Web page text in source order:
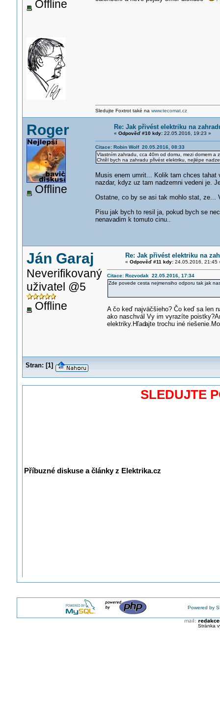
Offline
Sledujte Foxtrot také na www.tecomat.cz
Roger
Offline
Re: Jak přivést elektriku na
« Odpověď #10 kdy:22.05.2016, 19:23 »
Citace: Robin Wolf 20.05.2016, 08:33
Vlastním zahradu, cca 40m od domu, mezi domem a
Chtěl bych na zahradu přivést elektriku, nejlépe
Musis enem umrit... Kolik tam chces
nazdar, kdyz uz tam nadzemni vedeni je.
Ostatne, co by se asi tak mohlo stat, ze...
Pisu jak bych to resil ja, pokud bych se
nenavadim k tomuto cinu..
Ján Garaj
Neverifikovaný
uživatel @5
Offline
Re: Jak přivést elektriku na
« Odpověď #11 kdy:24.05.2016, 21:45
Citace: Rozvodak 22.05.2016, 17:34
Zde povede cesta nejmensiho odporu tak jak
A čo keď najväčšieho? Čo keď sa len
ako naschvál Vy im vyrazíte
elektriky.Hľadajte trochu iné
Stran: [1]
SLEDUJTE
Příbuzné diskuse a články z Elektrika.cz
Powered by
Stránka